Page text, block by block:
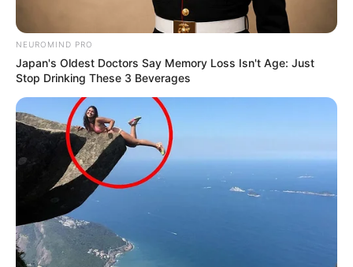
NEUROMIND PRO
Japan's Oldest Doctors Say Memory Loss Isn't Age: Just
Stop Drinking These 3 Beverages